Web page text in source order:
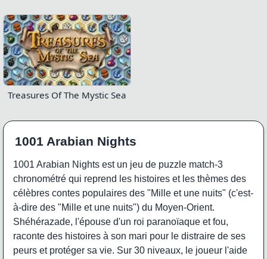
Treasures Of The Mystic Sea
1001 Arabian Nights
1001 Arabian Nights est un jeu de puzzle match-3
chronométré qui reprend les histoires et les thèmes des
célèbres contes populaires des "Mille et une nuits" (c'est-
à-dire des "Mille et une nuits") du Moyen-Orient.
Shéhérazade, l'épouse d'un roi paranoïaque et fou,
raconte des histoires à son mari pour le distraire de ses
peurs et protéger sa vie. Sur 30 niveaux, le joueur l'aide